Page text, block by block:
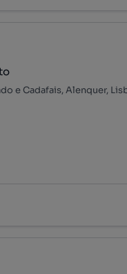
e Cadafais, Alenquer,